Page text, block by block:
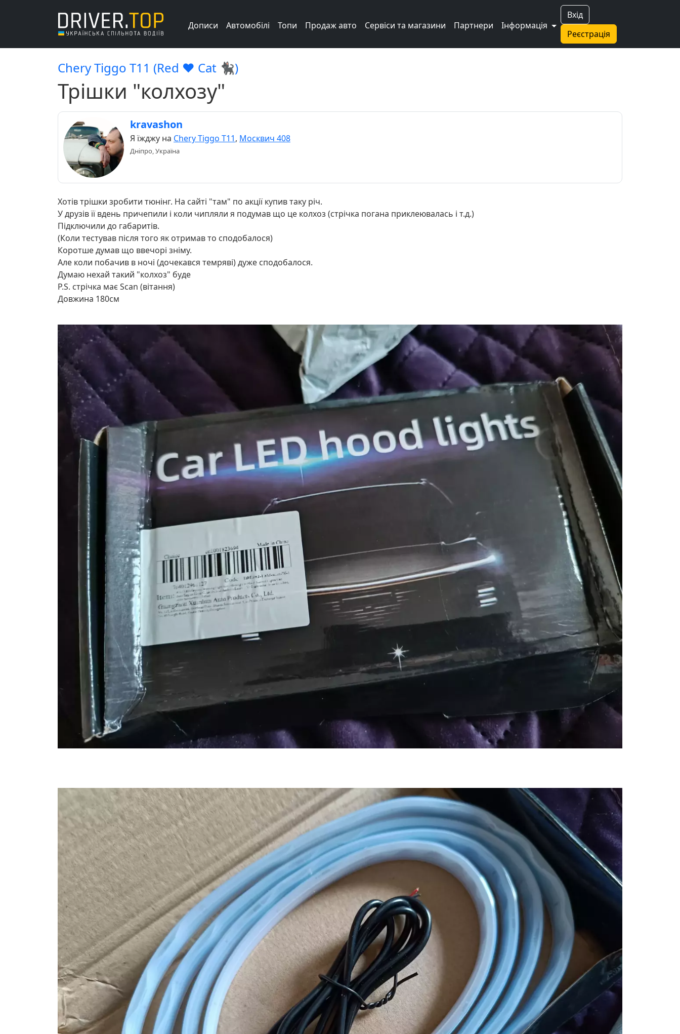
Вхід
Реєстрація
Дописи Автомобілі Топи Продаж авто Сервіси та магазини Партнери Інформація
Chery Tiggo Т11 (Red ♥️ Cat 🐈‍⬛)
Трішки "колхозу"
kravashon
Я їжджу на Chery Tiggo Т11, Москвич 408
Дніпро, Україна
Хотів трішки зробити тюнінг. На сайті "там" по акції купив таку річ.
У друзів її вдень причепили і коли чипляли я подумав що це колхоз (стрічка погана приклеювалась і т.д.)
Підключили до габаритів.
(Коли тестував після того як отримав то сподобалося)
Коротше думав що ввечорі зніму.
Але коли побачив в ночі (дочекався темряві) дуже сподобалося.
Думаю нехай такий "колхоз" буде
P.S. стрічка має Scan (вітання)
Довжина 180см